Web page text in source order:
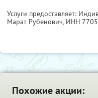
Услуги предоставляет:
Марат Рубенович, ИНН
Похожие акции: